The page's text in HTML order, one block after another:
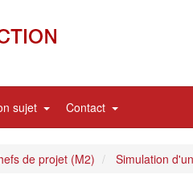
sujet expand
items
Contact expand
items
de projet (M2) Simulation